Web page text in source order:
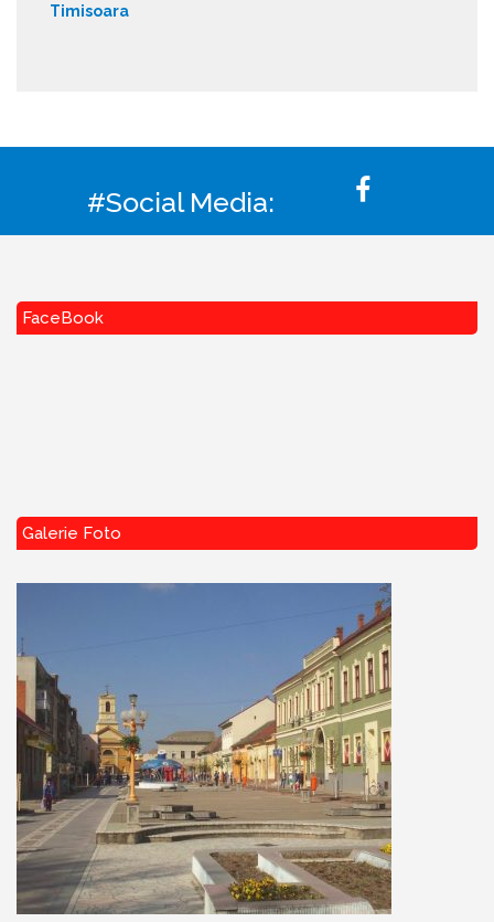
Timisoara
#Social Media:
FaceBook
Galerie Foto